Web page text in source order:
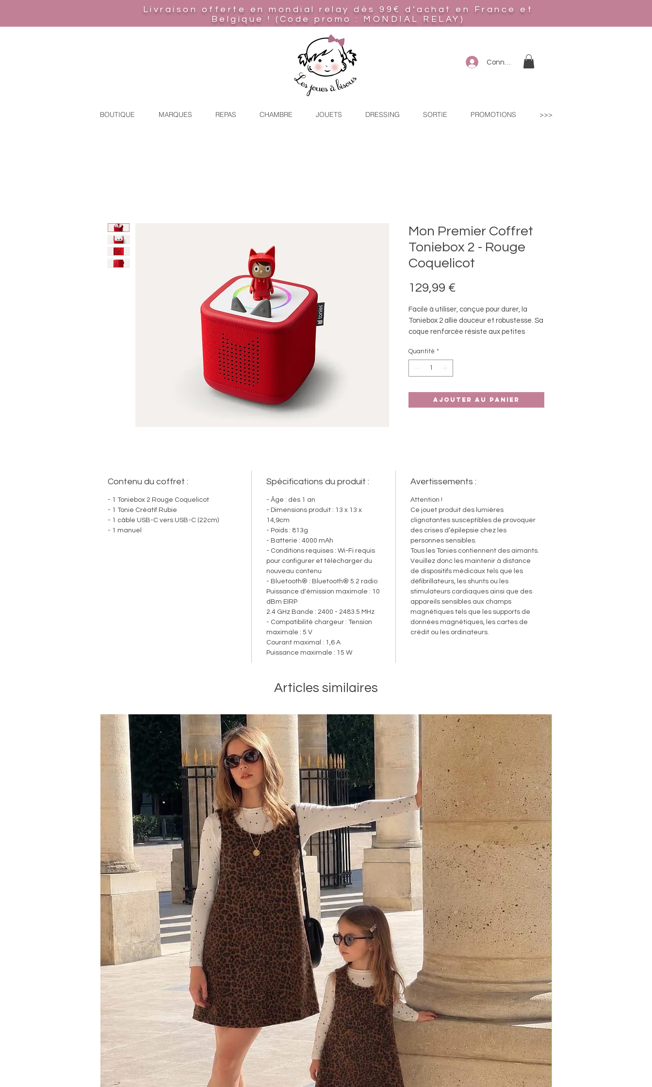
Livraison offerte en mondial relay
dès 99€ d’achat en France et
Belgique ! (Code promo : MONDIAL RELAY)
Connexion
BOUTIQUE MARQUES REPAS CHAMBRE JOUETS DRESSING SORTIE PROMOTIONS >>>
Mon Premier Coffret
Toniebox 2 - Rouge
Coquelicot
129,99 €
Facile à utiliser, conçue pour durer, la
Toniebox 2 allie douceur et robustesse. Sa
coque renforcée résiste aux petites
commandes intuitives ont été
spécialement conçues pour être
manipulées facilement par les enfants.
Compatible avec tous les Tonies :
Des centaines de Tonies sont déjà
La Toniebox 2 accompagne les enfants
dans tous les moments clés de la journée.
Grâce à sa lumière d’endormissement ou
son simulateur d’aube, elle aide à créer
des rituels doux et rassurants, et devient
un vrai repère sonore et lumineux dans
Compatible avec les jeux Tonieplay et le
contrôleur :
Découvrez une nouvelle façon de jouer
avec les jeux Tonieplay ! Que ce soit un
quiz, un jeu ou une histoire audio, il suffit
petits en toute sécurité, dès leurs
premières découvertes sonores.
Anneau lumineux interactif :
Un anneau lumineux intelligent qui réagit
aux jeux Tonieplay et guide l’enfant tout
au long de l’écoute, pour une expérience
plus vivante et interactive.
Pilotage de votre expérience via l’app
tonies® :
Avec l'application tonies®, les parents
peuvent co-piloter l'expérience d'écoute.
Contrôlez le volume, programmez un
réveil, vérifiez le niveau de la batterie et
ajustez les réglages depuis votre
smartphone.
Accompagnée du Tonie Créatif Rubie :
En configurant votre Toniebox 2, ajoutez
jusqu'à 90 minutes de contenu audio
personnalisé sur votre Tonie Créatif Rubie
inclus dans le coffret et accédez à plus
de 10H de contenus gratuits, à
télécharger directement via l'application
tonies®.
Quantité *
Ajouter au panier
Contenu du coffret :
- 1 Toniebox 2 Rouge Coquelicot
- 1 Tonie Créatif Rubie
- 1 câble USB-C vers USB-C (22cm)
- 1 manuel
Spécifications du produit :
- Âge : dès 1 an
- Dimensions produit : 13 x 13 x
14,9cm
- Poids : 813g
- Batterie : 4000 mAh
- Conditions requises : Wi-Fi requis
pour configurer et télécharger du
nouveau contenu
- Bluetooth® : Bluetooth® 5.2 radio
Puissance d'émission maximale : 10
dBm EIRP
2.4 GHz Bande : 2400 - 2483.5 MHz
- Compatibilité chargeur : Tension
maximale : 5 V
Courant maximal : 1,6 A
Puissance maximale : 15 W
Avertissements :
Attention !
Ce jouet produit des lumières
clignotantes susceptibles de provoquer
des crises d’épilepsie chez les
personnes sensibles.
Tous les Tonies contiennent des aimants.
Veuillez donc les maintenir à distance
de dispositifs médicaux tels que les
défibrillateurs, les shunts ou les
stimulateurs cardiaques ainsi que des
appareils sensibles aux champs
magnétiques tels que les supports de
données magnétiques, les cartes de
crédit ou les ordinateurs.
Articles similaires